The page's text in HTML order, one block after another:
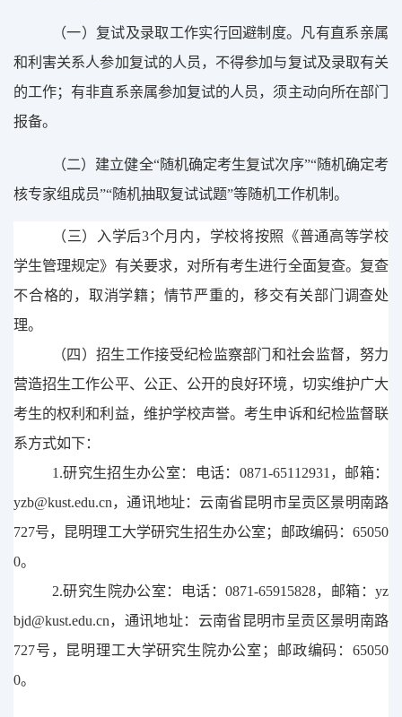
（一） 复试及录取工作实行回避制度。凡有直系亲属
和利害关系人参加复试的人员，不得参加与复试及录取有关
的工作；有非直系亲属参加复试的人员，须主动向所在部门
报备。
（二） 建立健全“随机确定考生复试次序”“随机确定考
核专家组成员”“随机抽取复试试题”等随机工作机制。
（三） 入学后3个月内，学校将按照《普通高等学校
学生管理规定》有关要求，对所有考生进行全面复查。复查
不合格的，取消学籍；情节严重的，移交有关部门调查处
理。
（四 ） 招生工作接受纪检监察部门和社会监督，努力
营造招生工作公平、公正、公开的良好环境，切实维护广大
考生的权利和利益，维护学校声誉。考生申诉和纪检监督联
系方式如下：
1.研究生招生办公室：电话： 0871-65112931， 邮箱：
yzb@kust.edu.cn，通讯地址：云南省昆明市呈贡区景明南路
727号， 昆明理工大学研究生招生办公室；邮政编码：65050
0。
2.研究生院办公室：电话： 0871-65915828， 邮箱：yz
bjd@kust.edu.cn， 通讯地址：云南省 昆明市呈贡区景明南路
727号， 昆明理工大学研究生院办公室；邮政编码：65050
0。